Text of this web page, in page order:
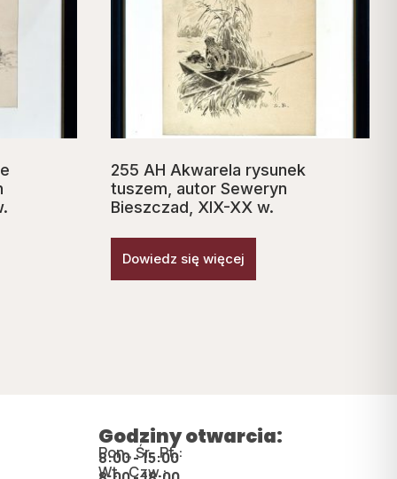
255 AH Akwarela rysunek
tuszem, autor Seweryn
Bieszczad, XIX-XX w.
Dowiedz się więcej
Godziny otwarcia:
Pon., Śr., Pt.:
8:00 - 15:00
Wt., Czw.: